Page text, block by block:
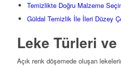
Temizlikte Doğru Malzeme
Güldal Temizlik İle İleri Düzey
Leke Türleri
Açık renk döşemede oluşan